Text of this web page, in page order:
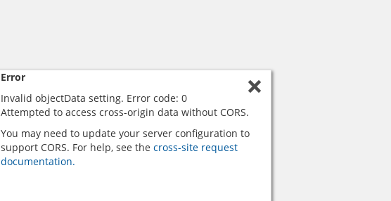
Error
Invalid objectData setting. Error code: 0
Attempted to access cross-origin data without CORS.
You may need to update your server configuration to
support CORS. For help, see the cross-site request
documentation.